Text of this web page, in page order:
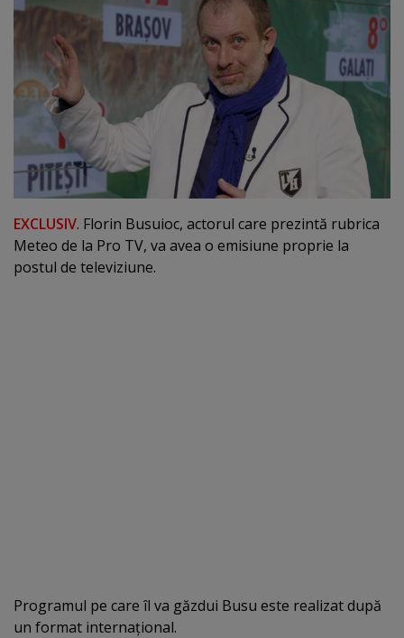
EXCLUSIV. Florin Busuioc, actorul care prezintă rubrica
Meteo de la Pro TV, va avea o emisiune proprie la
postul de televiziune.
Programul pe care îl va găzdui Busu este realizat după
un format internaţional.